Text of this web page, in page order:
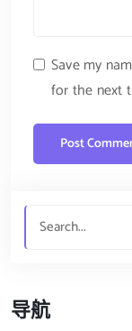
Save my
for the next
导航